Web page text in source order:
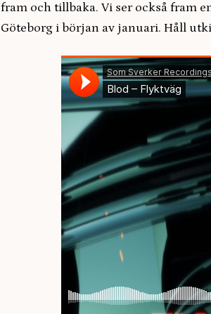
fram och tillbaka. Vi ser också fram
Göteborg i början av januari. Håll